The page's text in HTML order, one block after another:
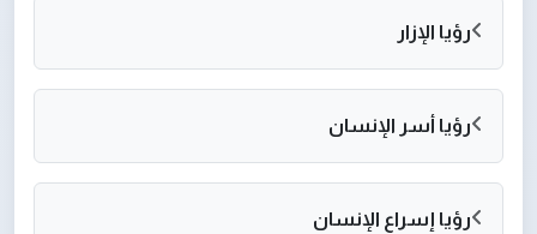
رؤيا الإزار
رؤيا أسر الإنسان
رؤيا إسراع الإنسان